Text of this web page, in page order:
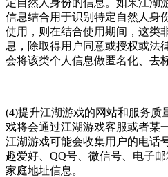
定自然人身份的信息。如果江湖
信息结合用于识别特定自然人身
使用，则在结合使用期间，这类
息，除取得用户同意或授权或法
会将该类个人信息做匿名化、去
(4)提升江湖游戏的网站和服务质
戏将会通过江湖游戏客服或者某
江湖游戏可能会收集用户的电话
趣爱好、QQ号、微信号、电子
家庭地址信息。